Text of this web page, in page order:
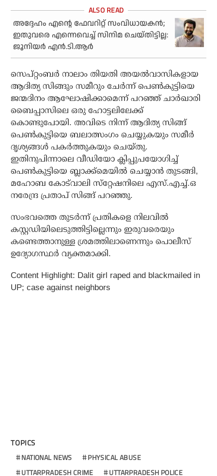
അദ്ദേഹം എന്റെ ഫേവറിറ്റ് സംവിധായകന്‍;
ഇതുവരെ എന്നെവെച്ച് സിനിമ ചെയ്തിട്ടില്ല:
ജൂനിയര്‍ എന്‍.ടി.ആര്‍
സെപ്റ്റംബര്‍ നാലാം തിയതി അയല്‍വാസികളായ
ആദിത്യ സിങ്ങും സമീറും ചേര്‍ന്ന് പെണ്‍കുട്ടിയെ
ജന്മദിനം ആഘോഷിക്കാമെന്ന് പറഞ്ഞ് ചാര്‍ഖാരി
ബൈപ്പാസിലെ ഒരു ഹോട്ടലിലേക്ക്
കൊണ്ടുപോയി. അവിടെ നിന്ന് ആദിത്യ സിങ്ങ്
പെണ്‍കുട്ടിയെ ബലാത്സംഗം ചെയ്യുകയും സമീര്‍
ദൃശ്യങ്ങള്‍ പകര്‍ത്തുകയും ചെയ്തു.
ഇതിനുപിന്നാലെ വീഡിയോ ക്ലിപ്പുപയോഗിച്ച്
പെണ്‍കുട്ടിയെ ബ്ലാക്ക്‌മെയില്‍ ചെയ്യാന്‍ തുടങ്ങി,
മഹോബ കോട്‌വാലി സ്‌റ്റേഷനിലെ എസ്.എച്ച്.ഒ
നരേന്ദ്ര പ്രതാപ് സിങ്ങ് പറഞ്ഞു.
സംഭവത്തെ തുടര്‍ന്ന് പ്രതികളെ നിലവില്‍
കസ്റ്റഡിയിലെടുത്തിട്ടില്ലെന്നും ഇരുവരെയും
കണ്ടെത്താനുള്ള ശ്രമത്തിലാണെന്നും പൊലീസ്
ഉദ്യോഗസ്ഥര്‍ വ്യക്തമാക്കി.
Content Highlight: Dalit girl raped and blackmailed in
UP; case against neighbors
TOPICS
NATIONAL NEWS
PHYSICAL ABUSE
UTTARPRADESH CRIME
UTTARPRADESH POLICE